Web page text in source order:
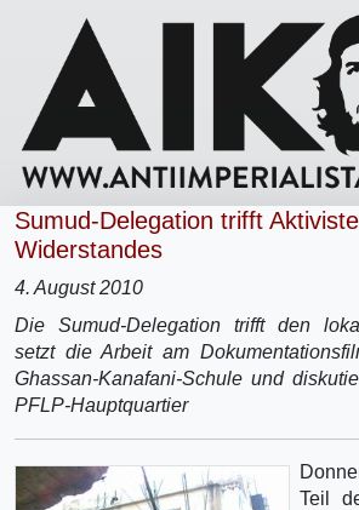
Sumud-Delegation trifft
Widerstandes
4. August 2010
Die Sumud-Delegation trifft den
setzt die Arbeit am
Ghassan-Kanafani-Schule und
PFLP-Hauptquartier
Teil